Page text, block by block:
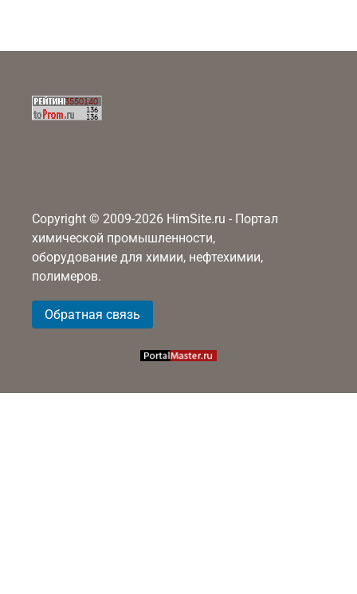
Copyright © 2009-2026 HimSite.ru - Портал
химической промышленности,
оборудование для химии, нефтехимии,
полимеров.
Обратная связь